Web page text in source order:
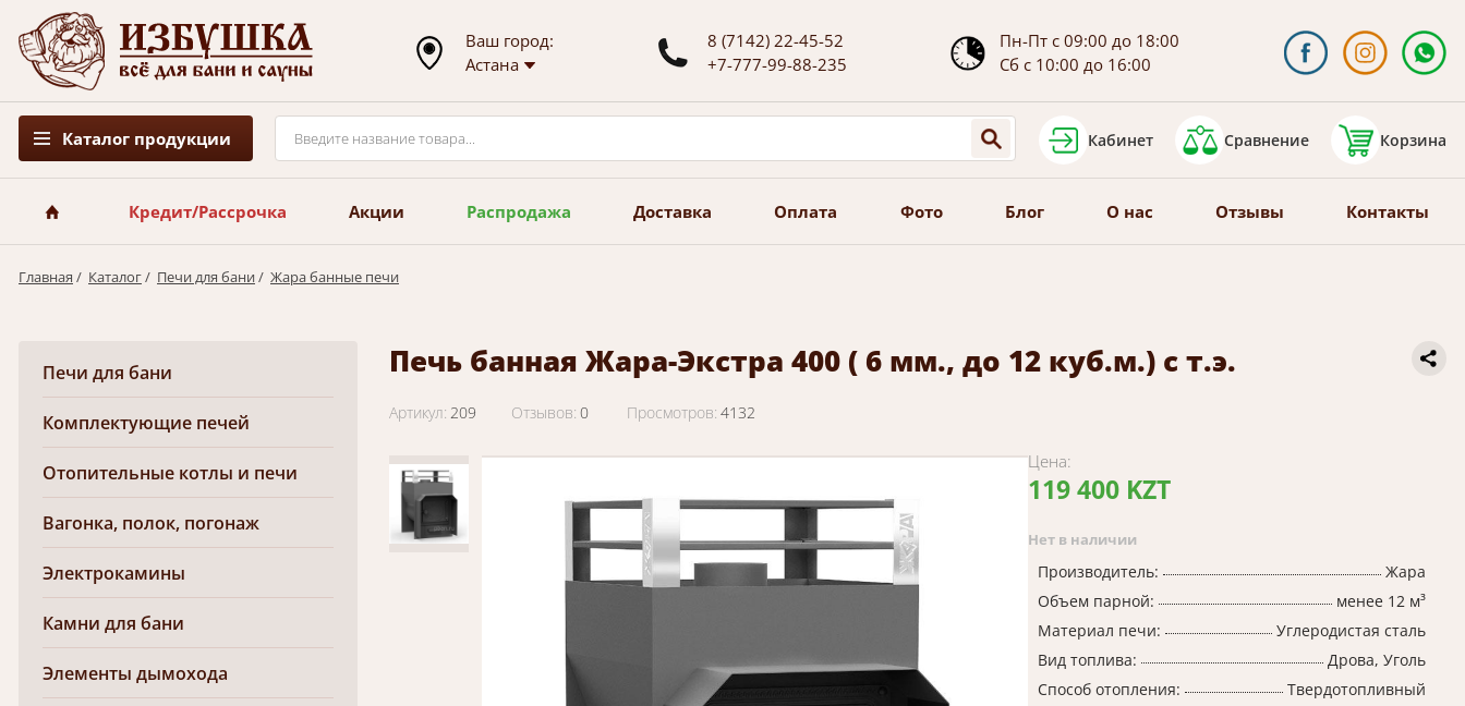
Ваш город:
Астана
8 (7142) 22-45-52
+7-777-99-88-235
Пн-Пт с 09:00 до 18:00
Сб с 10:00 до 16:00
Каталог продукции Кабинет Сравнение Корзина
Кредит/Рассрочка Акции Распродажа Доставка Оплата Фото Блог О нас Отзывы Контакты
Главная / Каталог/ Печи для бани/ Жара банные печи
Печи для бани
Комплектующие печей
Отопительные котлы и печи
Вагонка, полок, погонаж
Электрокамины
Камни для бани
Элементы дымохода
Печь банная Жара-Экстра 400 ( 6 мм., до 12 куб.м.) с т.э.
Артикул: 209 Отзывов: 0 Просмотров: 4132
Цена:
119 400 KZT
Нет в наличии
Производитель:
Жара
Объем парной:
менее 12 м³
Материал печи:
Углеродистая сталь
Вид топлива:
Дрова, Уголь
Способ отопления:
Твердотопливный